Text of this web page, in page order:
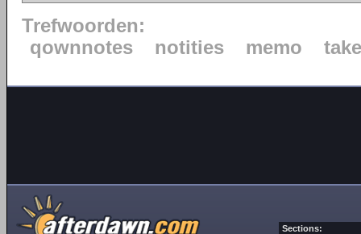
Trefwoorden:
qownnotes
notities memo
Sections: